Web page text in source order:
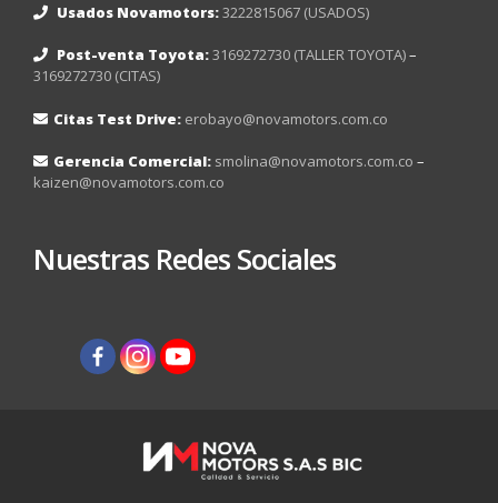
Usados Novamotors:3222815067 (USADOS)
Post-venta Toyota:3169272730 (TALLER TOYOTA)–
3169272730 (CITAS)
Citas Test Drive: erobayo@novamotors.com.co
Gerencia Comercial: smolina@novamotors.com.co –
kaizen@novamotors.com.co
Nuestras Redes Sociales